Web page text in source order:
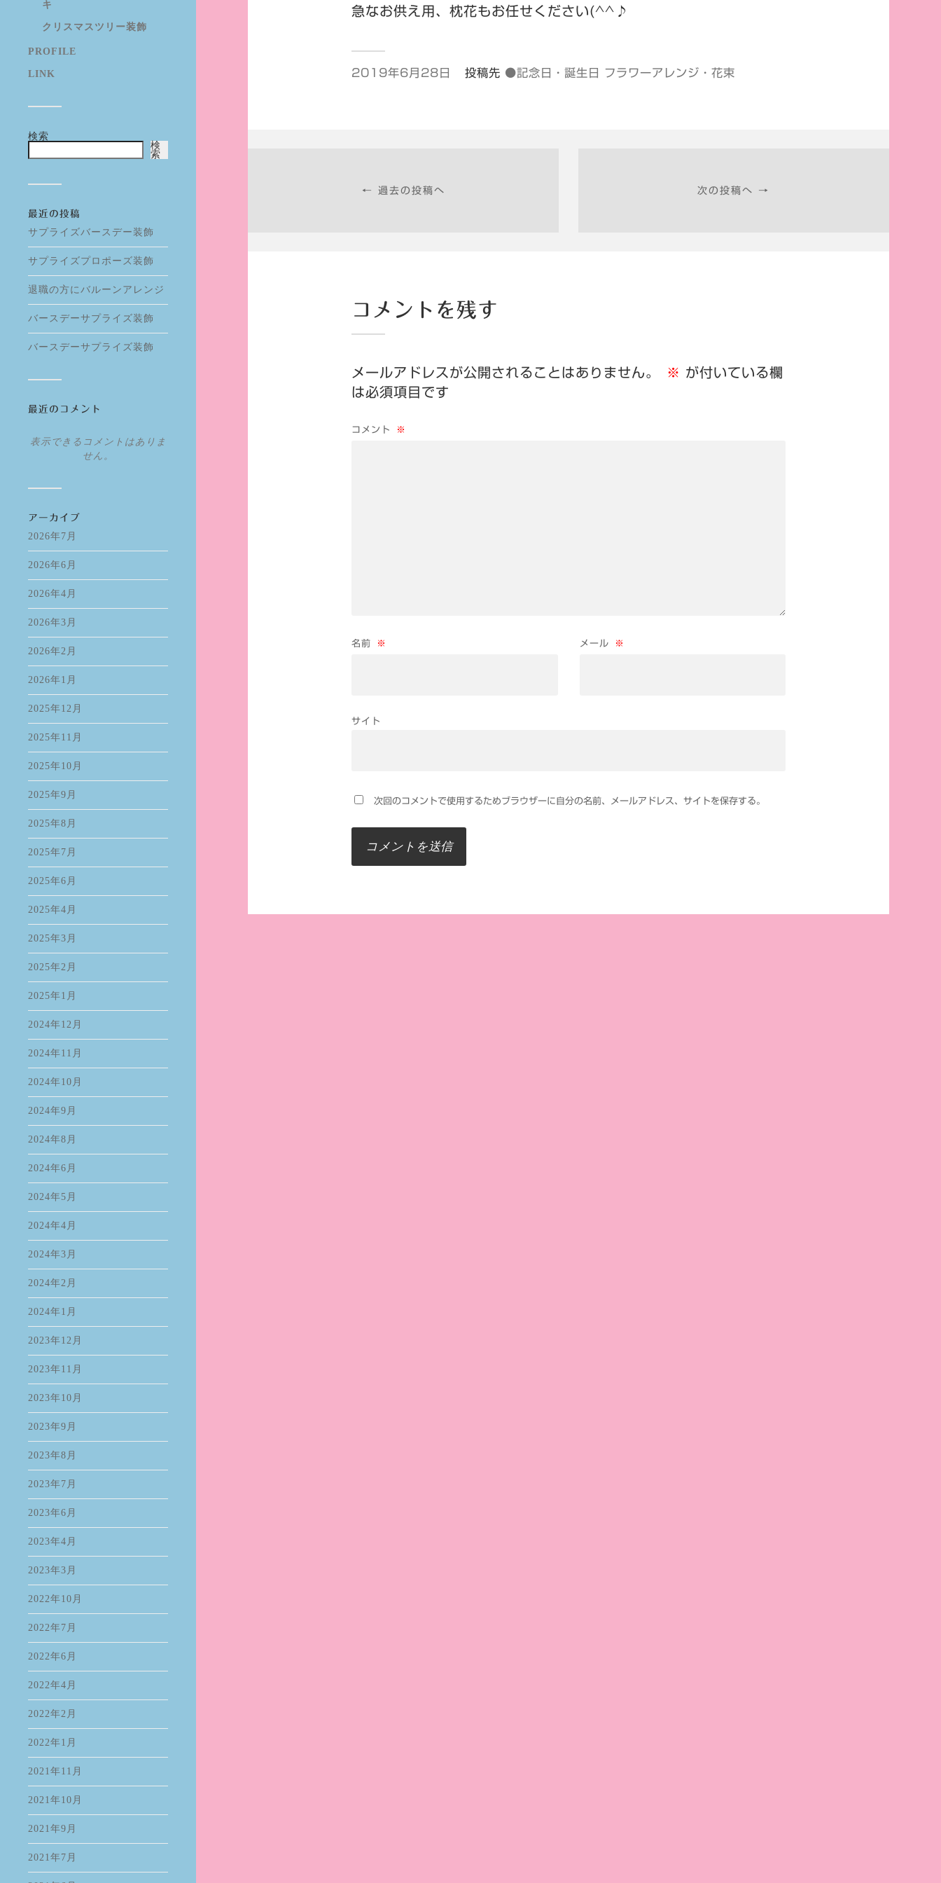
キ
クリスマスツリー装飾
PROFILE
LINK
検索
検
索
最近の投稿
サプライズバースデー装飾
サプライズプロポーズ装飾
退職の方にバルーンアレンジ
バースデーサプライズ装飾
バースデーサプライズ装飾
最近のコメント
表示できるコメントはありま
せん。
アーカイブ
2026年7月
2026年6月
2026年4月
2026年3月
2026年2月
2026年1月
2025年12月
2025年11月
2025年10月
2025年9月
2025年8月
2025年7月
2025年6月
2025年4月
2025年3月
2025年2月
2025年1月
2024年12月
2024年11月
2024年10月
2024年9月
2024年8月
2024年6月
2024年5月
2024年4月
2024年3月
2024年2月
2024年1月
2023年12月
2023年11月
2023年10月
2023年9月
2023年8月
2023年7月
2023年6月
2023年4月
2023年3月
2022年10月
2022年7月
2022年6月
2022年4月
2022年2月
2022年1月
2021年11月
2021年10月
2021年9月
2021年7月
急なお供え用、枕花もお任せください(^^♪
2019年6月28日 投稿先 ●記念日・誕生日 フラワーアレンジ・花束
← 過去の投稿へ 次の投稿へ →
コメントを残す
メールアドレスが公開されることはありません。 ※ が付いている欄
は必須項目です
コメント ※
名前 ※ メール ※
サイト
次回のコメントで使用するためブラウザーに自分の名前、メールアドレス、サイトを保存する。